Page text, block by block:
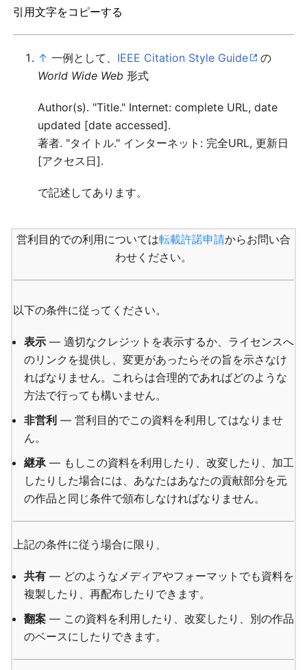
引用文字をコピーする
↑ 一例として、 IEEE Citation Style Guide
の
World Wide Web 形式
Author(s). "Title." Internet: complete URL, date
updated [date accessed].
著者. "タイトル." インターネット: 完全URL, 更新日
[アクセス日].
で記述してあります。
営利目的での利用については転載許諾申請からお問い合
わせください。
以下の条件に従ってください。
表示 — 適切なクレジットを表示するか、ライセンスへ
のリンクを提供し、変更があったらその旨を示さなけ
ればなりません。これらは合理的であればどのような
方法で行っても構いません。
非営利 — 営利目的でこの資料を利用してはなりませ
ん。
継承— もしこの資料を利用したり、改変したり、加工
したりした場合には、あなたはあなたの貢献部分を元
の作品と同じ条件で頒布しなければなりません。
上記の条件に従う場合に限り、
共有 — どのようなメディアやフォーマットでも資料を
複製したり、再配布したりできます。
翻案 — この資料を利用したり、改変したり、別の作品
のベースにしたりできます。